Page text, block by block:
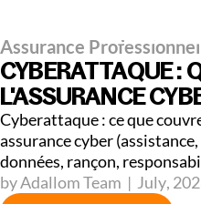
Assurance Professionnel
CYBERATTAQUE :
L'ASSURANCE
Cyberattaque : ce que
assurance cyber
données, rançon,
by Adallom Team | July,